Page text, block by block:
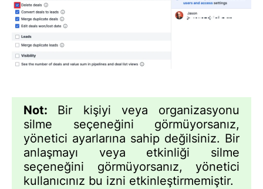
Not: Bir kişiyi veya organizasyonu
silme seçeneğini görmüyorsanız,
yönetici ayarlarına sahip değilsiniz. Bir
anlaşmayı veya etkinliği silme
seçeneğini görmüyorsanız, yönetici
kullanıcınız bu izni etkinleştirmemiştir.